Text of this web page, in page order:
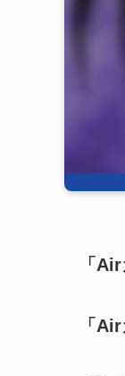
「
「